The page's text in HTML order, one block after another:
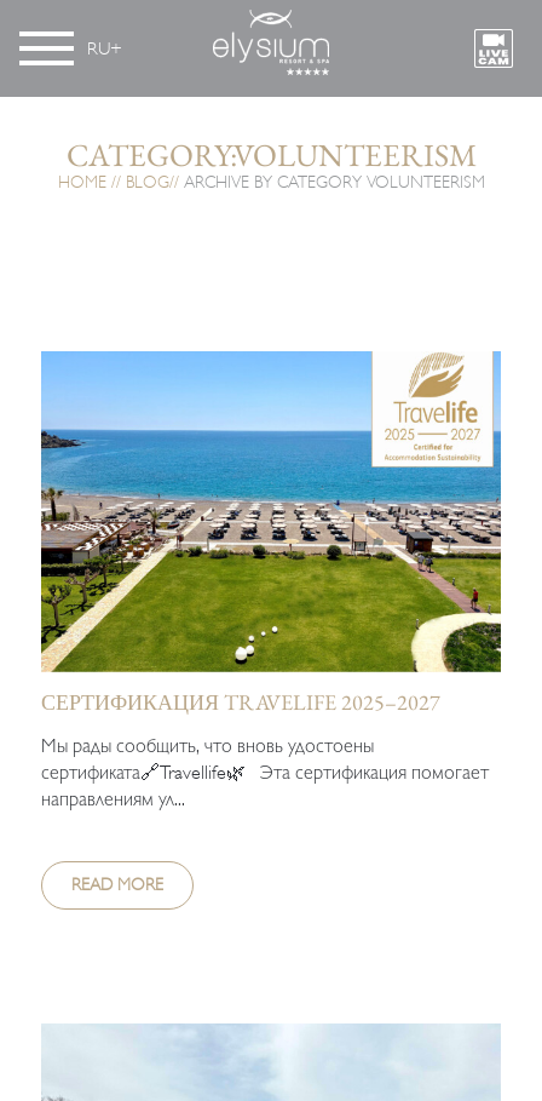
RU
CATEGORY:VOLUNTEERISM
HOME BLOG ARCHIVE BY CATEGORY VOLUNTEERISM
СЕРТИФИКАЦИЯ TRAVELIFE 2025–2027
Мы рады сообщить, что вновь удостоены
сертификата🔗Travellife🌿 Эта сертификация помогает
направлениям ул...
READ MORE